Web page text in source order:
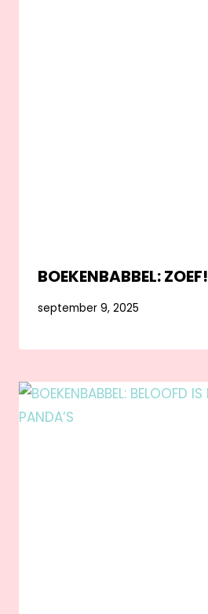
BOEKENBABBEL: ZOEF!
september 9, 2025